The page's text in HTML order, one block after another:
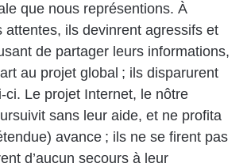
que nous représentions. À
attentes, ils devinrent agressifs et
de partager leurs informations,
au projet global ; ils disparurent
ci. Le projet Internet, le nôtre
sans leur aide, et ne profita
avance ; ils ne se firent pas
d’aucun secours à leur